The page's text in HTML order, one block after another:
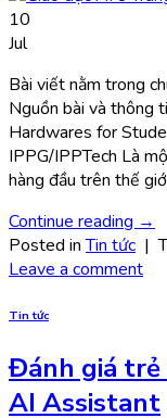
10
Jul
Bài viết nằm trong
Nguồn bài và thông
Hardwares for
IPPG/IPPTech Là
hàng đầu trên thế
Continue reading →
Posted inTin tức |
Leave a comment
Tin tức
Đánh giá trẻ
AI Assistant